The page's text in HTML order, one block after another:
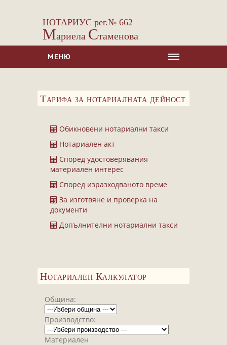
НОТАРИУС рег.№ 662
Мариела Стаменова
МЕНЮ
ЗА НАС
Сделки с недвижими имоти
Сделки с МПС
Ипотеки
Удостоверявания
Нотариални покани
Констативни протоколи
Завещания
БЛАНКИ
ТАКСИ
ПОЛЕЗНА ИНФОРМАЦИЯ
КОНТАКТИ
Тарифа за нотариалната дейност
Обикновени нотариални такси
Нотариален акт
Според удостоверявания
материален интерес
Според изразходваното време
За изготвяне и проверка на
документи
Допълнителни нотариални такси
Нотариален Калкулатор
Община:
Производство:
Материален